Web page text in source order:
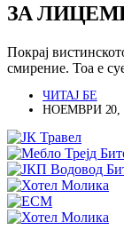
ЗА
Покрај
смирение. Тоа е
ЧИТАЈ БЕ
НОЕМВРИ 20,